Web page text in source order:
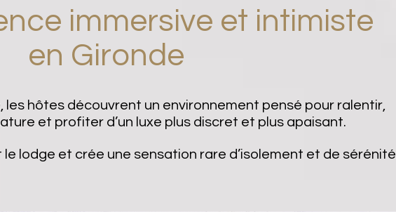
immersive et intimiste
en Gironde
les hôtes découvrent un environnement pensé pour ralentir,
et profiter d’un luxe plus discret et plus apaisant.
lodge et crée une sensation rare d’isolement et de sérénité